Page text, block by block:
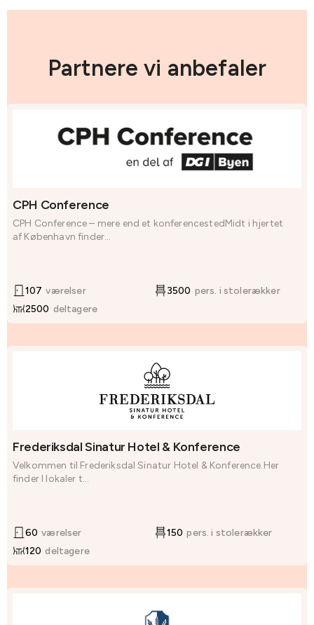
Partnere vi anbefaler
CPH Conference
CPH Conference – mere end et konferencestedMidt i hjertet
af København finder...
107 værelser 3500 pers. i stolerækker
2500 deltagere
Frederiksdal Sinatur Hotel & Konference
Velkommen til Frederiksdal Sinatur Hotel & Konference.Her
finder I lokaler t...
60 værelser 150 pers. i stolerækker
120 deltagere